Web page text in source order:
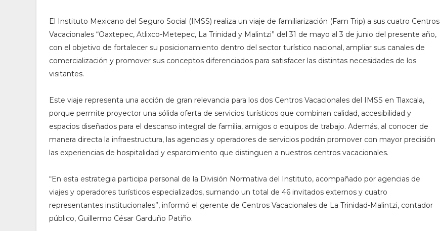
El Instituto Mexicano del Seguro Social (IMSS) realiza un viaje de familiarización (Fam Trip) a sus cuatro Centros
Vacacionales “Oaxtepec, Atlixco-Metepec, La Trinidad y Malintzi” del 31 de mayo al 3 de junio del presente año,
con el objetivo de fortalecer su posicionamiento dentro del sector turístico nacional, ampliar sus canales de
comercialización y promover sus conceptos diferenciados para satisfacer las distintas necesidades de los
visitantes.
Este viaje representa una acción de gran relevancia para los dos Centros Vacacionales del IMSS en Tlaxcala,
porque permite proyector una sólida oferta de servicios turísticos que combinan calidad, accesibilidad y
espacios diseñados para el descanso integral de familia, amigos o equipos de trabajo. Además, al conocer de
manera directa la infraestructura, las agencias y operadores de servicios podrán promover con mayor precisión
las experiencias de hospitalidad y esparcimiento que distinguen a nuestros centros vacacionales.
“En esta estrategia participa personal de la División Normativa del Instituto, acompañado por agencias de
viajes y operadores turísticos especializados, sumando un total de 46 invitados externos y cuatro
representantes institucionales”, informó el gerente de Centros Vacacionales de La Trinidad-Malintzi, contador
público, Guillermo César Garduño Patiño.